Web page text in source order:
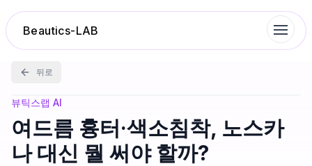
Beautics-LAB
랭킹
성분분석
뒤로
뷰틱스랩 AI
여드름 흉터·색소침착, 노스카
나 대신 뭘 써야 할까?